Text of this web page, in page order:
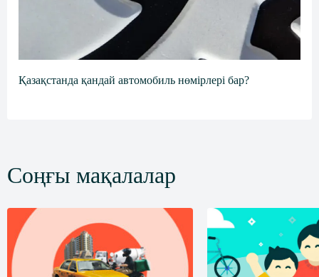
Қазақстанда қандай автомобиль нөмірлері бар?
Соңғы мақалалар